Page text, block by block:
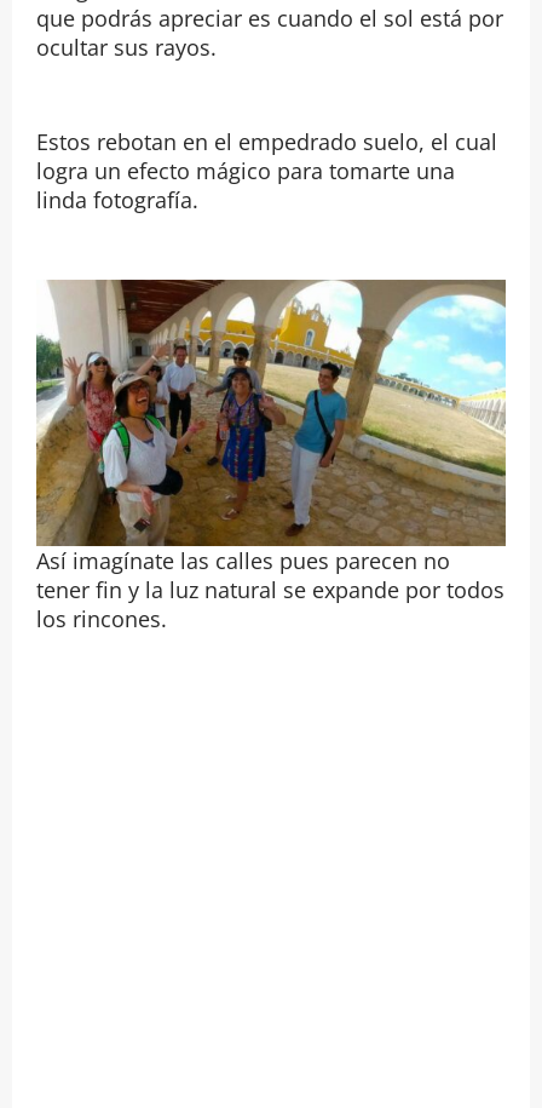
que podrás apreciar es cuando el sol está por
ocultar sus rayos.
Estos rebotan en el empedrado suelo, el cual
logra un efecto mágico para tomarte una
linda fotografía.
Así imagínate las calles pues parecen no
tener fin y la luz natural se expande por todos
los rincones.